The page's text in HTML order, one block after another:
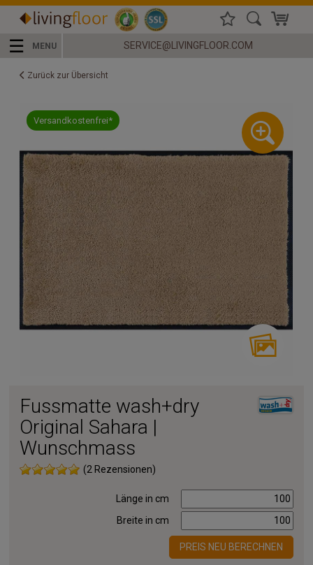
☰ MENU SERVICE@LIVINGFLOOR.COM
Zurück zur Übersicht
Versandkostenfrei*
Fussmatte wash+dry
Original Sahara |
Wunschmass
(2 Rezensionen)
Länge in cm
Breite in cm
PREIS NEU BERECHNEN